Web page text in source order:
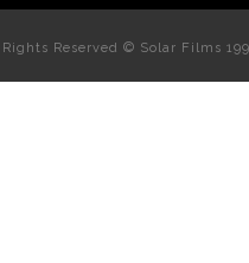
Reserved © Solar Films